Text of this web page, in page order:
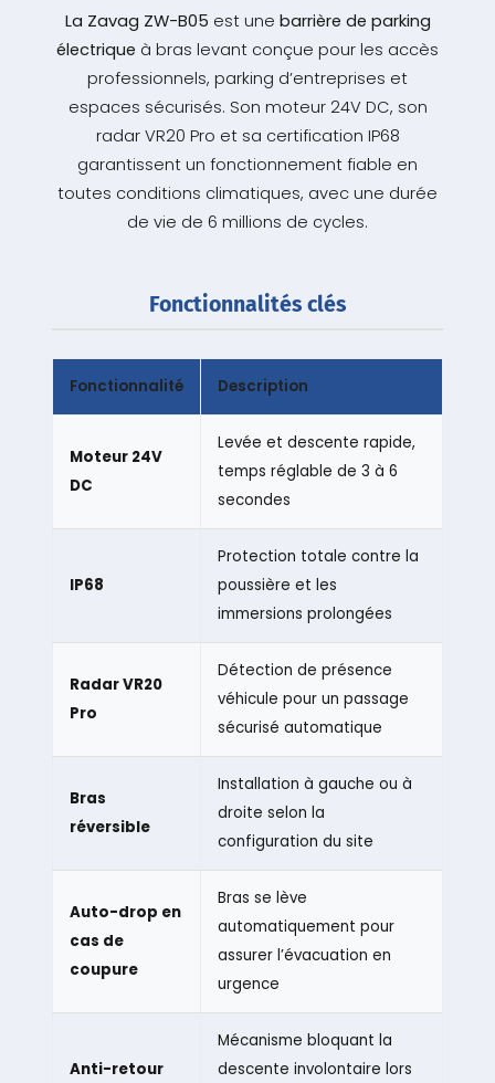
La Zavag ZW-B05 est une barrière de parking
électrique à bras levant conçue pour les accès
professionnels, parking d’entreprises et
espaces sécurisés. Son moteur 24V DC, son
radar VR20 Pro et sa certification IP68
garantissent un fonctionnement fiable en
toutes conditions climatiques, avec une durée
de vie de 6 millions de cycles.
Fonctionnalités clés
Fonctionnalité Description
Moteur 24V
DC
Levée et descente rapide,
temps réglable de 3 à 6
secondes
IP68
Protection totale contre la
poussière et les
immersions prolongées
Radar VR20
Pro
Détection de présence
véhicule pour un passage
sécurisé automatique
Bras
réversible
Installation à gauche ou à
droite selon la
configuration du site
Auto-drop en
cas de
coupure
Bras se lève
automatiquement pour
assurer l’évacuation en
urgence
Anti-retour
Mécanisme bloquant la
descente involontaire lors